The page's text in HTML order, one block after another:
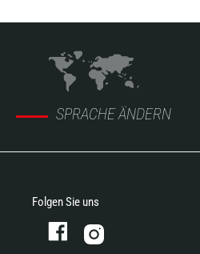
SPRACHE ÄNDERN
Folgen Sie uns